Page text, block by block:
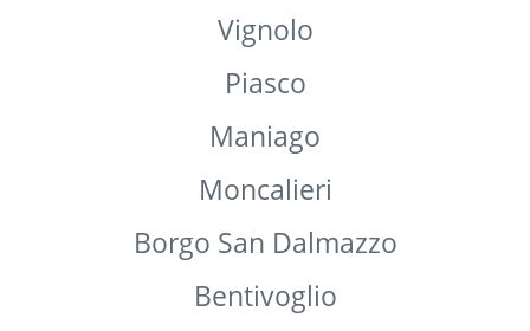
Mondovì
Genova
Cerea
Settimo Torinese
Pradleves
Vignolo